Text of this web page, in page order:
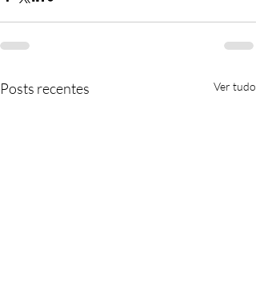
Posts recentes Ver tudo